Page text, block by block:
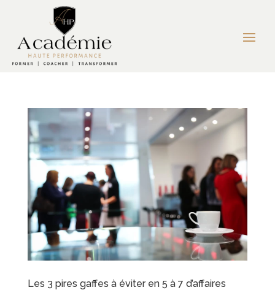
Les 3 pires gaffes à éviter en 5 à 7 d’affaires